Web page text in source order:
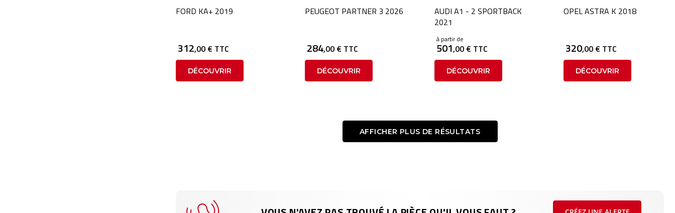
FORD KA+ 2019
312,00 € TTC
DÉCOUVRIR
PEUGEOT PARTNER 3 2026
284,00 € TTC
DÉCOUVRIR
AUDI A1 - 2 SPORTBACK
2021
à partir de
501,00 € TTC
DÉCOUVRIR
OPEL ASTRA K 2018
320,00 € TTC
DÉCOUVRIR
AFFICHER PLUS DE RÉSULTATS